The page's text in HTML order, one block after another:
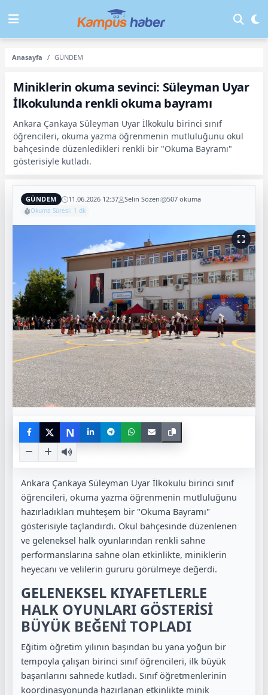
Anasayfa GÜNDEM
Miniklerin okuma sevinci: Süleyman Uyar
İlkokulunda renkli okuma bayramı
Ankara Çankaya Süleyman Uyar İlkokulu birinci sınıf
öğrencileri, okuma yazma öğrenmenin mutluluğunu okul
bahçesinde düzenledikleri renkli bir "Okuma Bayramı"
gösterisiyle kutladı.
GÜNDEM 11.06.2026 12:37 Selin Sözen 507 okuma
Okuma Süresi: 1 dk
N
Ankara Çankaya Süleyman Uyar İlkokulu birinci sınıf
öğrencileri, okuma yazma öğrenmenin mutluluğunu
hazırladıkları muhteşem bir "Okuma Bayramı"
gösterisiyle taçlandırdı. Okul bahçesinde düzenlenen
ve geleneksel halk oyunlarından renkli sahne
performanslarına sahne olan etkinlikte, miniklerin
heyecanı ve velilerin gururu görülmeye değerdi.
GELENEKSEL KIYAFETLERLE
HALK OYUNLARI GÖSTERİSİ
BÜYÜK BEĞENİ TOPLADI
Eğitim öğretim yılının başından bu yana yoğun bir
tempoyla çalışan birinci sınıf öğrencileri, ilk büyük
başarılarını sahnede kutladı. Sınıf öğretmenlerinin
koordinasyonunda hazırlanan etkinlikte minik